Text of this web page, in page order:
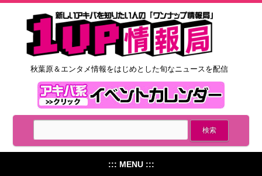
秋葉原＆エンタメ情報をはじめとした旬なニュースを配信
::: MENU :::